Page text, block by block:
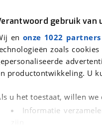
gebruik van
en onze 1022 partners
zoals
productontwikkeling. U
u het toestaat, willen we
Informatie
Auto Fiets Motor
voor